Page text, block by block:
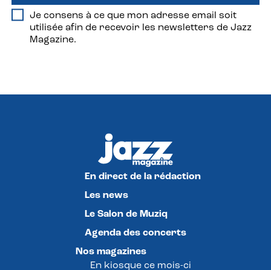
Je consens à ce que mon adresse email soit
utilisée afin de recevoir les newsletters de Jazz
Magazine.
En direct de la rédaction
Les news
Le Salon de Muziq
Agenda des concerts
Nos magazines
En kiosque ce mois-ci